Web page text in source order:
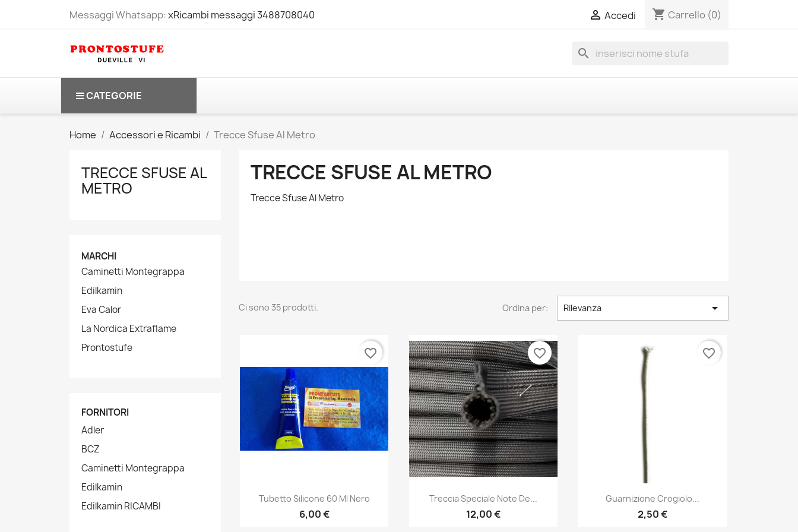
Messaggi Whatsapp:xRicambi messaggi 3488708040  Accedi shopping_cart Carrello (0)
search
CATEGORIE
Home Accessori e Ricambi Trecce Sfuse Al Metro
TRECCE SFUSE AL
METRO
MARCHI
Caminetti Montegrappa
Edilkamin
Eva Calor
La Nordica Extraflame
Prontostufe
FORNITORI
Adler
BCZ
Caminetti Montegrappa
Edilkamin
Edilkamin RICAMBI
TRECCE SFUSE AL METRO
Trecce Sfuse Al Metro
Ci sono 35 prodotti. Ordina per: Rilevanza 
Anteprima
Tubetto Silicone 60 Ml Nero
6,00 €
favorite_border
Anteprima
Treccia Speciale Note De...
12,00 €
favorite_border
Anteprima
Guarnizione Crogiolo...
2,50 €
favorite_border